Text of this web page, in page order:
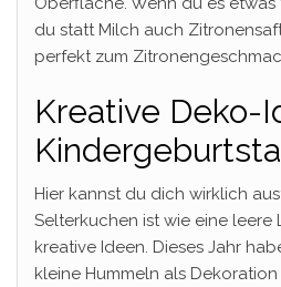
du statt Milch auch
perfekt zum
Kreative Deko-
Hier kannst du dich wirklich
Selterkuchen ist wie eine
kreative Ideen. Dieses Jahr
kleine Hummeln als